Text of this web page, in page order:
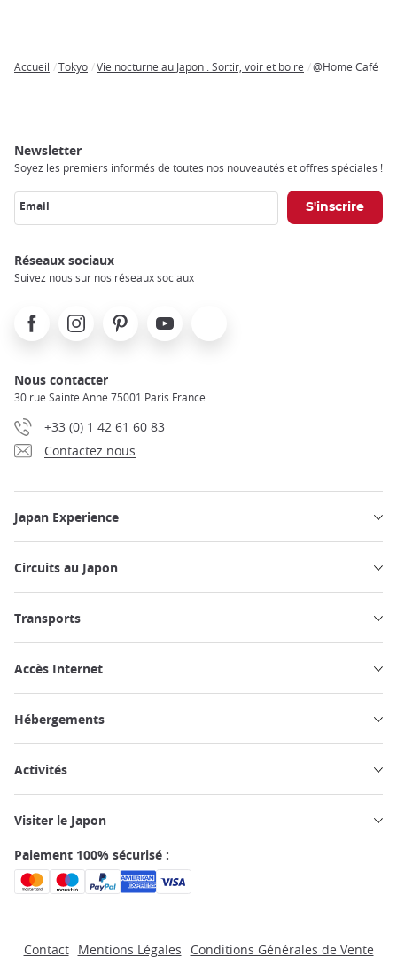
Accueil Tokyo Vie nocturne au Japon : Sortir, voir et boire @Home Café
Newsletter
Soyez les premiers informés de toutes nos nouveautés et offres spéciales !
Email
Réseaux sociaux
Suivez nous sur nos réseaux sociaux
FacebookInstagramPinterest Youtube
Nous contacter
30 rue Sainte Anne 75001 Paris France
+33 (0) 1 42 61 60 83
Contactez nous
Japan Experience
Circuits au Japon
Transports
Accès Internet
Hébergements
Activités
Visiter le Japon
Paiement 100% sécurisé :
Contact Mentions Légales Conditions Générales de Vente